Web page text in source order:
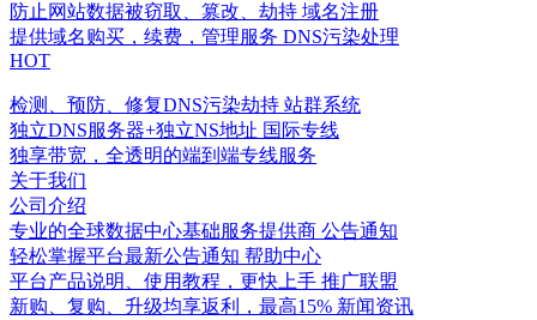
防止网站数据被窃取、篡改、劫持 域名注册
提供域名购买，续费，管理服务 DNS污染处理
HOT
检测、预防、修复DNS污染劫持 站群系统
独立DNS服务器+独立NS地址 国际专线
独享带宽，全透明的端到端专线服务
关于我们
公司介绍
专业的全球数据中心基础服务提供商 公告通知
轻松掌握平台最新公告通知 帮助中心
平台产品说明、使用教程，更快上手 推广联盟
新购、复购、升级均享返利，最高15% 新闻资讯